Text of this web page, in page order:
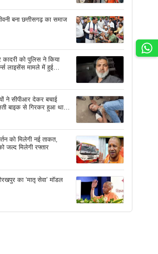
बना छत्तीसगढ़ का समाज
को पुलिस ने किया
लाइसेंस मामले में हुई
ने सीपीआर देकर बचाई
बाइक से गिरकर हुआ था
को मिलेगी नई ताकत,
जल्द मिलेगी रफ्तार
का ‘मातृ सेवा’ मॉडल